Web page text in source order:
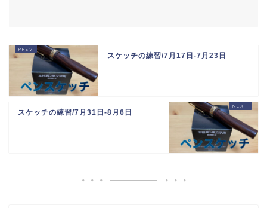
スケッチの練習/7月17日-7月23日
スケッチの練習/7月31日-8月6日